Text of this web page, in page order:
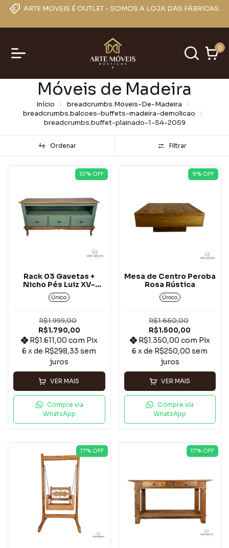
ARTE MOVEIS É OUTLET - SOMOS A LOJA DAS FÁBRICAS.
0
Móveis de Madeira
Início
breadcrumbs.Moveis-De-Madeira
breadcrumbs.balcoes-buffets-madeira-demolicao
breadcrumbs.buffet-plainado-1-54-2059
Ordenar Filtrar
10% OFF
Rack 03 Gavetas +
Nicho Pés Luiz XV-
(Verde Kalle)*
Único
R$1.999,00
R$1.790,00
R$1.611,00 com Pix
6 x de R$298,33 sem
juros
VER MAIS
Compre via
WhatsApp
9% OFF
Mesa de Centro Peroba
Rosa Rústica
Único
R$1.650,00
R$1.500,00
R$1.350,00 com Pix
6 x de R$250,00 sem
juros
VER MAIS
Compre via
WhatsApp
17% OFF 17% OFF